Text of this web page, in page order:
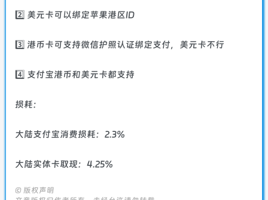
2️⃣ 美元卡可以绑定苹果港区ID
3️⃣ 港币卡可支持微信护照认证绑定支付，美元卡不行
4️⃣ 支付宝港币和美元卡都支持
损耗：
大陆支付宝消费损耗：2.3%
大陆实体卡取现：4.25%
© 版权声明